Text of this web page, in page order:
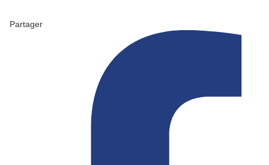
Partager